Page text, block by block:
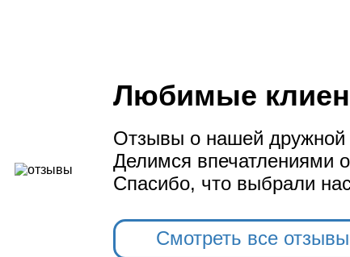
Любимые
Отзывы о нашей дружной
Делимся впечатлениями
Спасибо, что выбрали
Смотреть все отзывы